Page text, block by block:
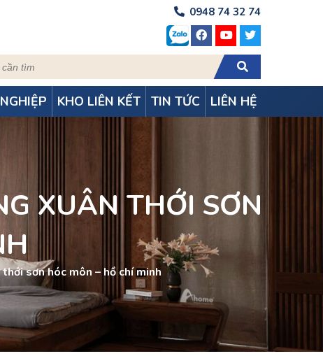
0948 74 32 74
KHO LIÊN KẾT TIN TỨC LIÊN HỆ
XUÂN THỚI SƠN
sơn hóc môn – hồ chí minh